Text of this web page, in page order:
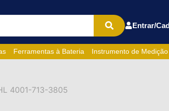
Entrar/
Ferramentas à Bateria Instrumento de
4001-713-3805